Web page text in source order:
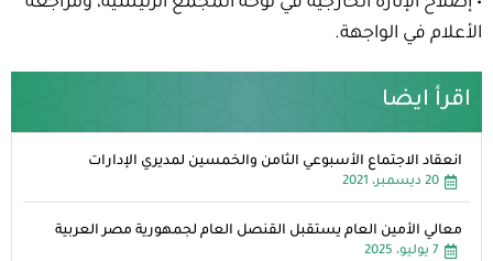
الأعلام في الواجهة.
اقرأ ايضا
انعقاد الاجتماع الأسبوعي الثامن والخمسين لمديري الإدارات
20 ديسمبر، 2021
معالي الأمين العام يستقبل القنصل العام لجمهورية مصر العربية
7 يوليو، 2025